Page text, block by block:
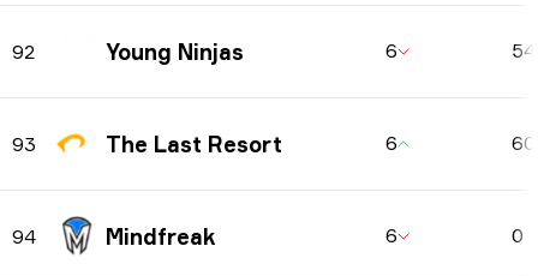
92 Young Ninjas 6
93 The Last Resort 6
94 Mindfreak 6 0